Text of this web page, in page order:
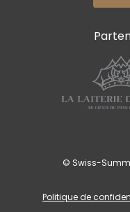
© Swiss-
Politique de